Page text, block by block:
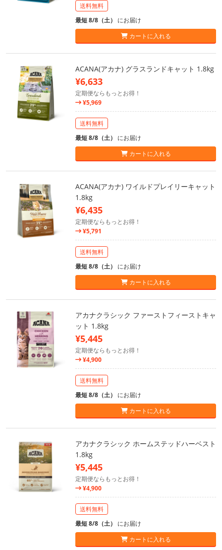
送料無料
最短 8/8（土） にお届け
カートに入れる
ACANA(アカナ) グラスランドキャット 1.8kg
¥6,633
定期便ならもっとお得！
¥5,969
送料無料
最短 8/8（土） にお届け
カートに入れる
ACANA(アカナ) ワイルドプレイリーキャット
1.8kg
¥6,435
定期便ならもっとお得！
¥5,791
送料無料
最短 8/8（土） にお届け
カートに入れる
アカナクラシック ファーストフィーストキャ
ット 1.8kg
¥5,445
定期便ならもっとお得！
¥4,900
送料無料
最短 8/8（土） にお届け
カートに入れる
アカナクラシック ホームステッドハーベスト
1.8kg
¥5,445
定期便ならもっとお得！
¥4,900
送料無料
最短 8/8（土） にお届け
カートに入れる